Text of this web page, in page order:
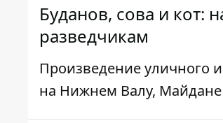
Буданов, сова и кот:
разведчикам
Произведение уличного
на Нижнем Валу,